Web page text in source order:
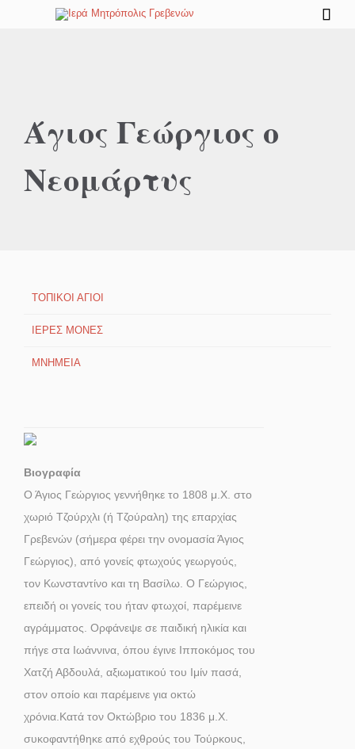

Άγιος Γεώργιος ο
Νεομάρτυς
ΤΟΠΙΚΟΙ ΑΓΙΟΙ
ΙΕΡΕΣ ΜΟΝΕΣ
ΜΝΗΜΕΙΑ
Βιογραφία
Ο Άγιος Γεώργιος γεννήθηκε το 1808 μ.Χ. στο
χωριό Τζούρχλι (ή Τζούραλη) της επαρχίας
Γρεβενών (σήμερα φέρει την ονομασία Άγιος
Γεώργιος), από γονείς φτωχούς γεωργούς,
τον Κωνσταντίνο και τη Βασίλω. Ο Γεώργιος,
επειδή οι γονείς του ήταν φτωχοί, παρέμεινε
αγράμματος. Ορφάνεψε σε παιδική ηλικία και
πήγε στα Ιωάννινα, όπου έγινε Ιπποκόμος του
Χατζή Αβδουλά, αξιωματικού του Ιμίν πασά,
στον οποίο και παρέμεινε για οκτώ
χρόνια.Κατά τον Οκτώβριο του 1836 μ.Χ.
συκοφαντήθηκε από εχθρούς του Τούρκους,